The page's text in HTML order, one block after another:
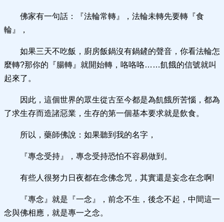
佛家有一句話：『法輪常轉』，法輪未轉先要轉『食
輪』，
如果三天不吃飯，廚房飯鍋沒有鍋鏟的聲音，你看法輪怎
麼轉?那你的『腸轉』就開始轉，咯咯咯……飢餓的信號就叫
起來了。
因此，這個世界的眾生從古至今都是為飢餓所苦惱，都為
了求生存而造諸惡業，生存的第一個基本要求就是飲食。
所以，藥師佛說：如果聽到我的名字，
『專念受持』，專念受持恐怕不容易做到。
有些人很努力日夜都在念佛念咒，其實還是妄念在念啊!
『專念』就是『一念』，前念不生，後念不起，中間這一
念與佛相應，就是專一之念。